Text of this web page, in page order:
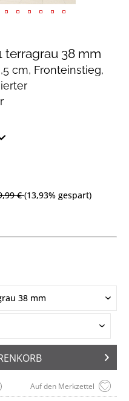
terragrau 38 mm
cm, Fronteinstieg,
€(13,93% gespart)
Auf den Merkzettel